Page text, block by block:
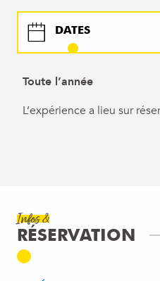
DATES
CARTE
Toute l’année
L’expérience a lieu sur
Infos &
RÉSERVATION
GENEVA CYCLING